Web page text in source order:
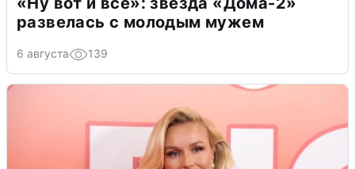
развелась с молодым мужем
6 августа 139